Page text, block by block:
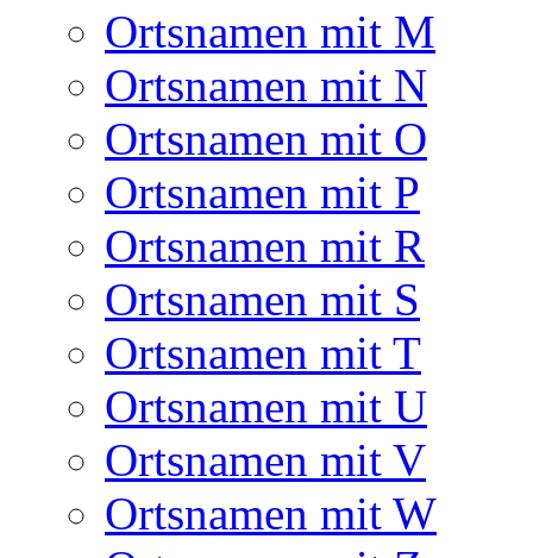
Ortsnamen mit M
Ortsnamen mit N
Ortsnamen mit O
Ortsnamen mit P
Ortsnamen mit R
Ortsnamen mit S
Ortsnamen mit T
Ortsnamen mit U
Ortsnamen mit V
Ortsnamen mit W